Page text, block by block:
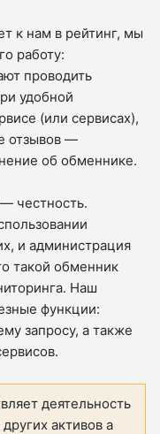
к нам в рейтинг, мы
работу:
проводить
удобной
(или сервисах),
отзывов —
об обменнике.
честность.
и администрация
такой обменник
Наш
функции:
запросу, а также
деятельность
активов а